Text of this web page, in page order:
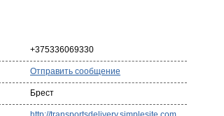
+375336069330
Отправить сообщение
Брест